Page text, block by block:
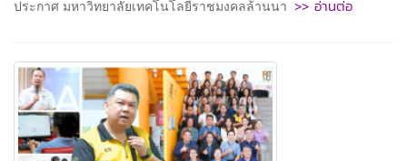
ประกาศ มหาวิทยาลัยเทคโนโลยีราชมงคลล้านนา >> อ่านต่อ